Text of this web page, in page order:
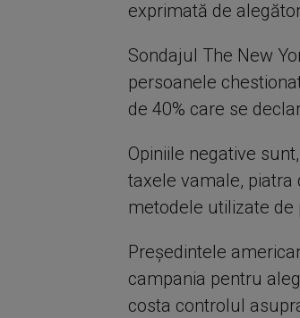
exprimată de
Sondajul The New
persoanele
de 40% care se
Opiniile negative
taxele vamale, piatra
metodele utilizate de
Preşedintele
campania pentru
costa controlul